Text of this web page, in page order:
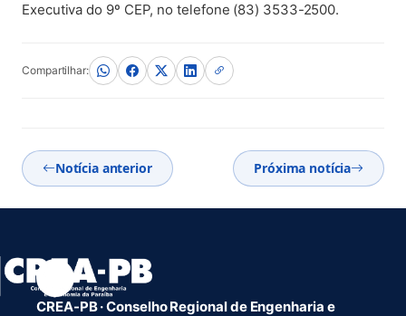
Executiva do 9º CEP, no telefone (83) 3533-2500.
Compartilhar:
Notícia anterior Próxima notícia
CREA-PB · Conselho Regional de Engenharia e